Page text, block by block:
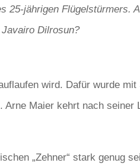
25-jährigen Flügelstürmers.
Dilrosun?
wird. Dafür wurde mit
Maier kehrt nach seiner
„Zehner“ stark genug